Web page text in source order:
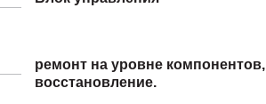
ремонт на уровне компонентов,
восстановление.